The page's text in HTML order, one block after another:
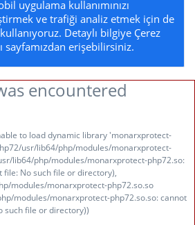
uygulama kullanımınızı
ve trafiği analiz etmek için de
Detaylı bilgiye Çerez
sayfamızdan erişebilirsiniz.
encountered
to load dynamic library 'monarxprotect-
usr/lib64/php/modules/monarxprotect-
lib64/php/modules/monarxprotect-php72.so:
No such file or directory),
modules/monarxprotect-php72.so.so
modules/monarxprotect-php72.so.so: cannot
such file or directory))